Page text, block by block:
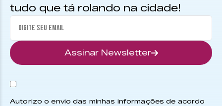
tudo que tá rolando na cidade!
Assinar Newsletter
Autorizo o envio das minhas informações de acordo